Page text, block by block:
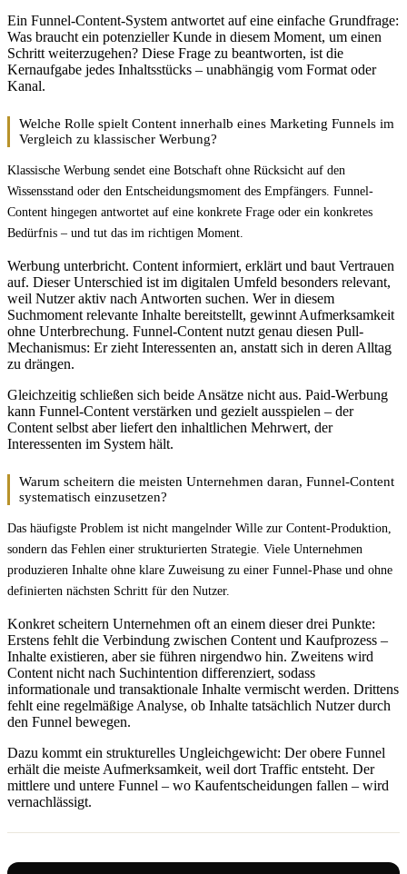
Ein Funnel-Content-System antwortet auf eine einfache Grundfrage:
Was braucht ein potenzieller Kunde in diesem Moment, um einen
Schritt weiterzugehen? Diese Frage zu beantworten, ist die
Kernaufgabe jedes Inhaltsstücks – unabhängig vom Format oder
Kanal.
Welche Rolle spielt Content innerhalb eines Marketing Funnels im
Vergleich zu klassischer Werbung?
Klassische Werbung sendet eine Botschaft ohne Rücksicht auf den
Wissensstand oder den Entscheidungsmoment des Empfängers. Funnel-
Content hingegen antwortet auf eine konkrete Frage oder ein konkretes
Bedürfnis – und tut das im richtigen Moment.
Werbung unterbricht. Content informiert, erklärt und baut Vertrauen
auf. Dieser Unterschied ist im digitalen Umfeld besonders relevant,
weil Nutzer aktiv nach Antworten suchen. Wer in diesem
Suchmoment relevante Inhalte bereitstellt, gewinnt Aufmerksamkeit
ohne Unterbrechung. Funnel-Content nutzt genau diesen Pull-
Mechanismus: Er zieht Interessenten an, anstatt sich in deren Alltag
zu drängen.
Gleichzeitig schließen sich beide Ansätze nicht aus. Paid-Werbung
kann Funnel-Content verstärken und gezielt ausspielen – der
Content selbst aber liefert den inhaltlichen Mehrwert, der
Interessenten im System hält.
Warum scheitern die meisten Unternehmen daran, Funnel-Content
systematisch einzusetzen?
Das häufigste Problem ist nicht mangelnder Wille zur Content-Produktion,
sondern das Fehlen einer strukturierten Strategie. Viele Unternehmen
produzieren Inhalte ohne klare Zuweisung zu einer Funnel-Phase und ohne
definierten nächsten Schritt für den Nutzer.
Konkret scheitern Unternehmen oft an einem dieser drei Punkte:
Erstens fehlt die Verbindung zwischen Content und Kaufprozess –
Inhalte existieren, aber sie führen nirgendwo hin. Zweitens wird
Content nicht nach Suchintention differenziert, sodass
informationale und transaktionale Inhalte vermischt werden. Drittens
fehlt eine regelmäßige Analyse, ob Inhalte tatsächlich Nutzer durch
den Funnel bewegen.
Dazu kommt ein strukturelles Ungleichgewicht: Der obere Funnel
erhält die meiste Aufmerksamkeit, weil dort Traffic entsteht. Der
mittlere und untere Funnel – wo Kaufentscheidungen fallen – wird
vernachlässigt.